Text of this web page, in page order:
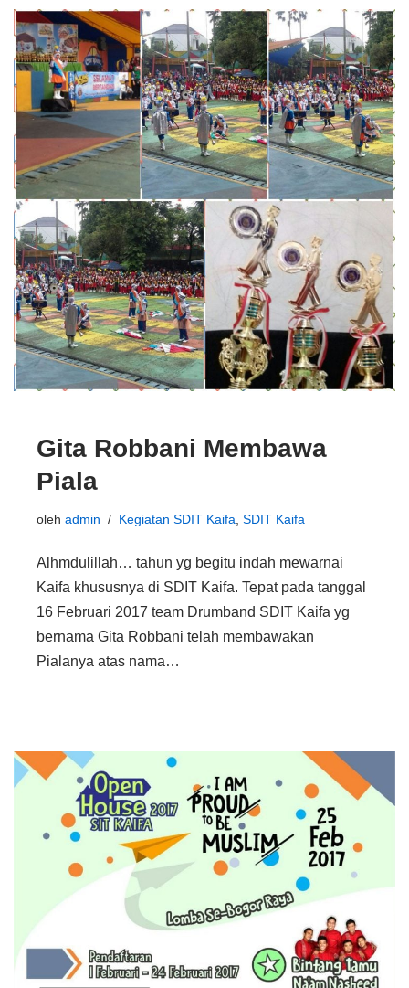
Gita Robbani Membawa
Piala
oleh admin Kegiatan SDIT Kaifa SDIT Kaifa
Alhmdulillah… tahun yg begitu indah mewarnai
Kaifa khususnya di SDIT Kaifa. Tepat pada tanggal
16 Februari 2017 team Drumband SDIT Kaifa yg
bernama Gita Robbani telah membawakan
Pialanya atas nama…